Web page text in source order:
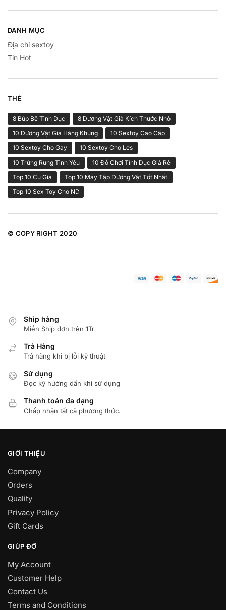
DANH MỤC
Địa chỉ sextoy
Tin Hot
THẺ
8 Búp Bê Tình Dục
8 Dương Vật Giả Kích Thước Nhỏ
10 Dương Vật Giả Hàng Khủng
10 Sextoy Cao Cấp
10 Sextoy Cho Gay
10 Sextoy Cho Les
10 Trứng Rung Tình Yêu
10 Đồ Chơi Tình Dục Giá Rẻ
Top 10 Cu Giả
Top 10 Máy Tập Dương Vật Tốt Nhất
Top 10 Sex Toy Cho Nữ
© COPY RIGHT 2020
Ship hàng
Miển Ship đơn trên 1Tr
Trà Hàng
Trả hàng khi bị lỗi kỷ thuật
Sử dụng
Đọc kỹ hướng dẩn khi sử dụng
Thanh toán đa dạng
Chấp nhận tất cả phương thức.
GIỚI THIỆU
Company
Orders
Quality
Privacy Policy
Gift Cards
GIÚP ĐỠ
My Account
Customer Help
Contact Us
Terms and Conditions